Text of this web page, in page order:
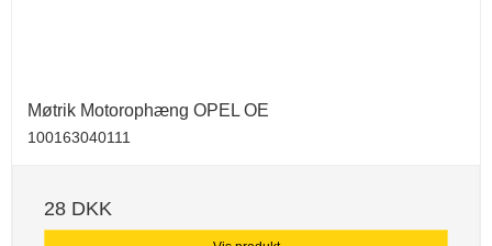
Møtrik Motorophæng OPEL OE
100163040111
28 DKK